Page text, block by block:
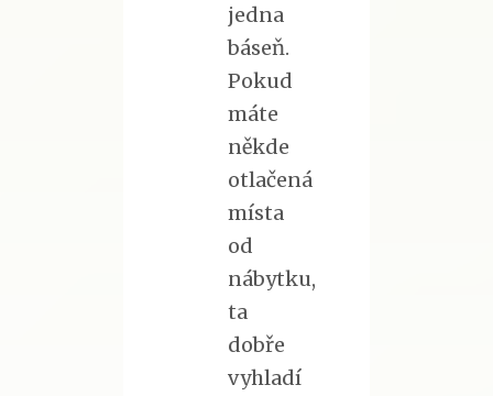
jedna
báseň.
Pokud
máte
někde
otlačená
místa
od
nábytku,
ta
dobře
vyhladí